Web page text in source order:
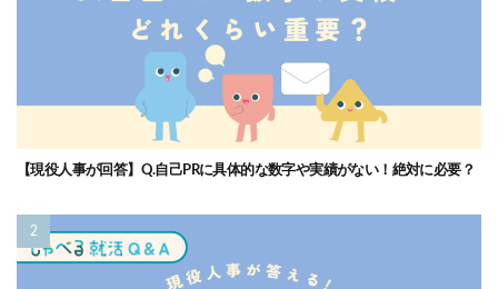
【現役人事が回答】Q.自己PRに具体的な数字や実績がない！絶対に必要？